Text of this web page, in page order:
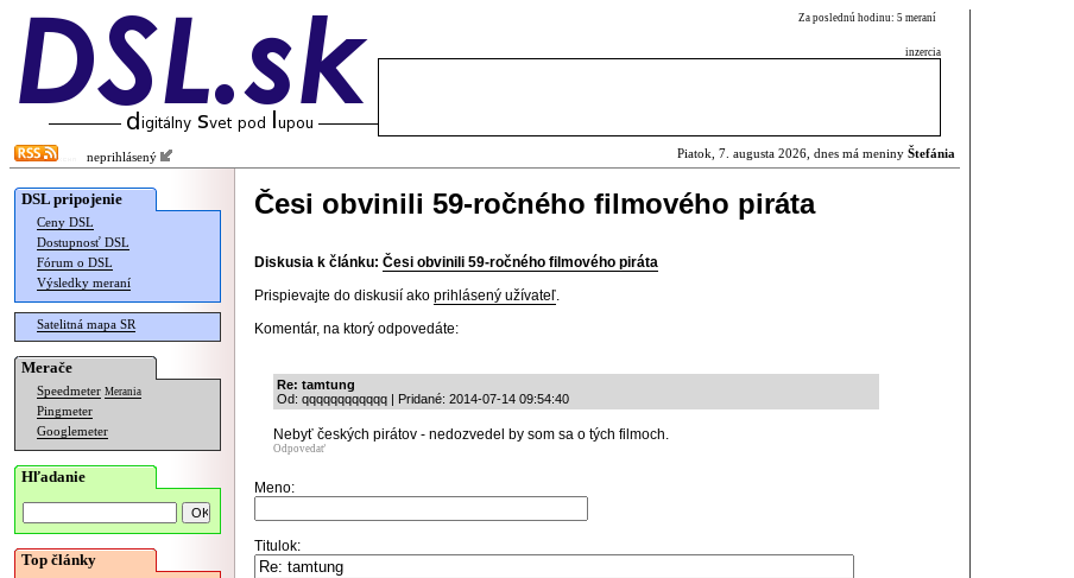
Za poslednú hodinu: 5 meraní
inzercia
neprihlásený Piatok, 7. augusta 2026, dnes má meniny Štefánia
DSL pripojenie
Ceny DSL
Dostupnosť DSL
Fórum o DSL
Výsledky meraní
Satelitná mapa SR
Merače
Speedmeter Merania
Pingmeter
Googlemeter
Hľadanie
Top články
Česi obvinili 59-ročného filmového piráta
Diskusia k článku: Česi obvinili 59-ročného filmového piráta
Prispievajte do diskusií ako prihlásený užívateľ.
Komentár, na ktorý odpovedáte:
Re: tamtung
Od: qqqqqqqqqqqq | Pridané: 2014-07-14 09:54:40
Nebyť českých pirátov - nedozvedel by som sa o tých filmoch.
Odpovedať
Meno:
Titulok: